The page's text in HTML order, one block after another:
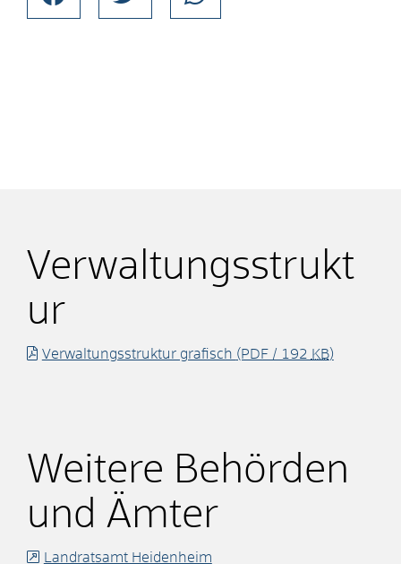
Verwaltungsstrukt
ur
Verwaltungsstruktur grafisch (PDF / 192 KB)
Weitere Behörden
und Ämter
Landratsamt Heidenheim